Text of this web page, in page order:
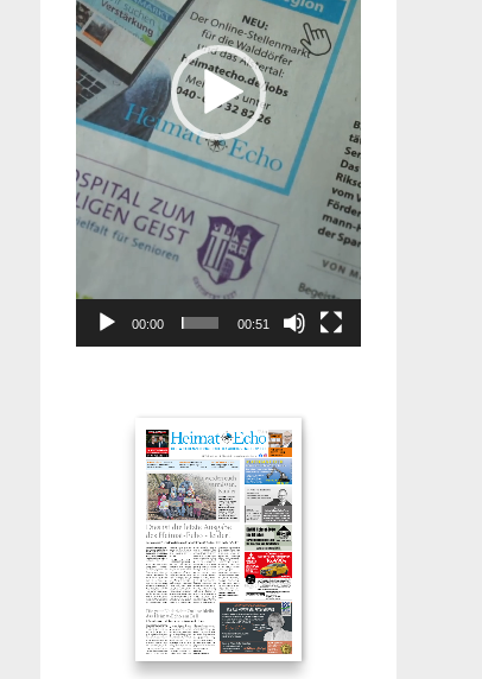
00:00 00:51